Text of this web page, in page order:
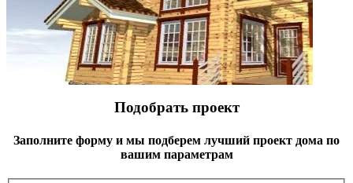
Подобрать проект
Заполните форму и мы подберем лучший проект дома по
вашим параметрам